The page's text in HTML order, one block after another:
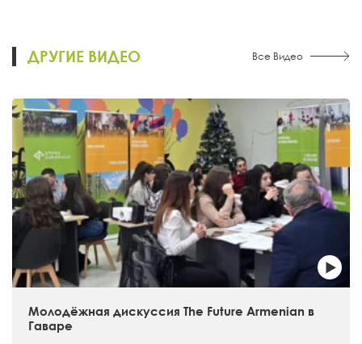
ДРУГИЕ ВИДЕО Все Видео
Молодёжная дискуссия The Future Armenian в
Гаваре